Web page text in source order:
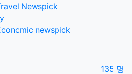
Newspick
newspick
135 명